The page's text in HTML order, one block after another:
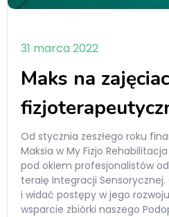
31 marca 2022
Maks na
Od stycznia zeszłego roku
Maksia w My Fizjo
pod okiem profesjonalistów
teraię Integracji
i widać postępy w jego
wsparcie zbiórki naszego